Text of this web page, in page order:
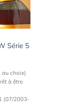
Série 5
au choix)
à être
(07/2003-